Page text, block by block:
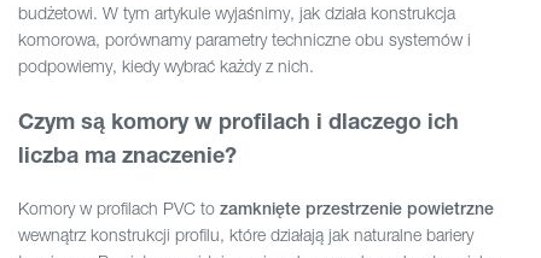
budżetowi. W tym artykule wyjaśnimy, jak działa konstrukcja
komorowa, porównamy parametry techniczne obu systemów i
podpowiemy, kiedy wybrać każdy z nich.
Czym są komory w profilach i dlaczego ich
liczba ma znaczenie?
Komory w profilach PVC to zamknięte przestrzenie powietrzne
wewnątrz konstrukcji profilu, które działają jak naturalne bariery